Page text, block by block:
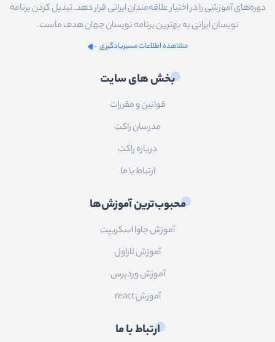
دوره‌های آموزشی را در اختیار علاقه‌مندان ایرانی قرار دهد. تبدیل کردن برنامه
نویسان ایرانی به بهترین برنامه نویسان جهان هدف ماست.
مشاهده اطلاعات مسیریادگیری
بخش های سایت
قوانین و مقررات
مدرسان راکت
درباره راکت
ارتباط با ما
محبوب‌ترین آموزش‌ها
آموزش جاوا اسکریپت
آموزش لاراول
آموزش وردپرس
آموزش react
ارتباط با ما